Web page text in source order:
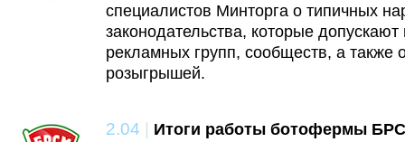
специалистов Минторга о типичных
законодательства, которые допускают
рекламных групп, сообществ, а также
розыгрышей.
2.04 | Итоги работы ботофермы